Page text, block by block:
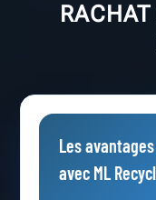
Les
avec ML